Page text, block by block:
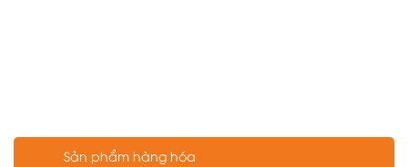
Sản phẩm hàng hóa